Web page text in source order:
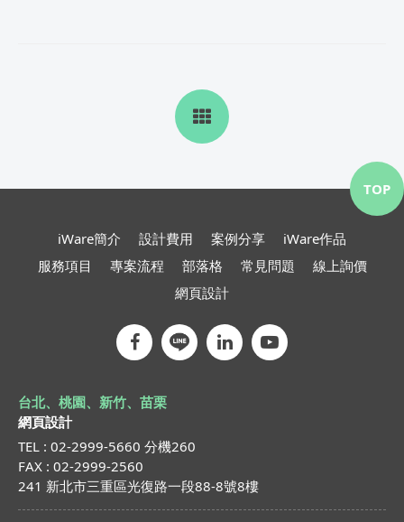
iWare簡介 設計費用 案例分享
iWare作品
服務項目
專案流程 部落格 常見問題
線上詢價
網頁設計
台北、桃園、新竹、苗栗
網頁設計
TEL : 02-2999-5660 分機260
FAX : 02-2999-2560
241 新北市三重區光復路一段88-8號8樓
TOP